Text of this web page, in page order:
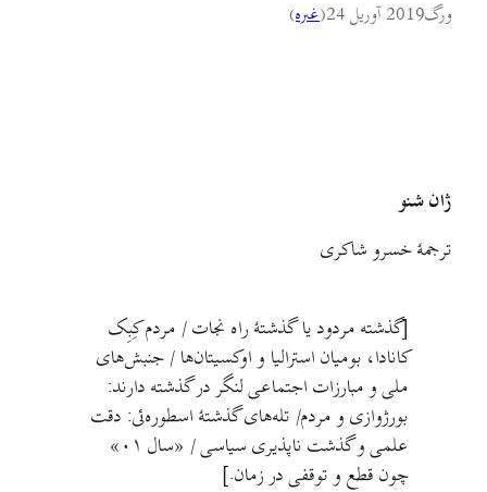
ورگ2019 آوریل 24 (غىره)
ژان شنو
ترجمهٔ خسرو شاکری
[گذشته مردود یا گذشتهٔ راه نجات / مردم کِبِک
کانادا، بومیان استرالیا و اوکسیتان‌ها / جنبش‌های
ملی و مبارزات اجتماعی لنگر در گذشته دارند:
بورژوازی و مردم/ تله‌های گذشتهٔ اسطوره‌ئی: دقت
علمی و گذشت‌ ناپذیری سیاسی / «سال ۰۱»
چون قطع و توقفی در زمان.]